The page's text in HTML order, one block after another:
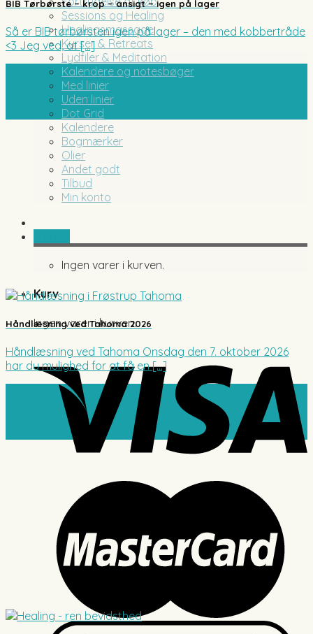
Sessions og Healing
Healingsmassage
Kurser & Retreats
Lydfiler & Meditation
Kalendere og notesbøger
Med linier
Uden linier
Dot Grid
Kalendere
Bogmærker
Olier
Andet godt
Tilbud
Min konto
Ingen varer i kurven.
Kurv
Ingen varer i kurven.
BIB Tørbørste – krop – ansigt – igen på lager
Så er BIB tørbørsten igen på lager – den med kobbertråde
<3 Jeg ved, at [...]
Håndlæsning ved Tahoma 2026
Håndlæsning ved Tahoma Onsdag den 7. oktober 2026
har du mulighed for at få en [...]